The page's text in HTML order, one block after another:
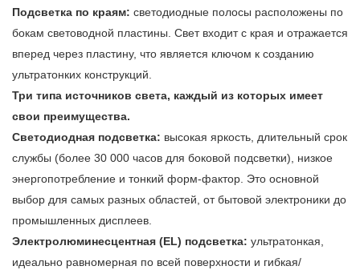
Подсветка по краям: светодиодные полосы расположены по
бокам световодной пластины. Свет входит с края и отражается
вперед через пластину, что является ключом к созданию
ультратонких конструкций.
Три типа источников света, каждый из которых имеет
свои преимущества.
Светодиодная подсветка: высокая яркость, длительный срок
службы (более 30 000 часов для боковой подсветки), низкое
энергопотребление и тонкий форм-фактор. Это основной
выбор для самых разных областей, от бытовой электроники до
промышленных дисплеев.
Электролюминесцентная (EL) подсветка: ультратонкая,
идеально равномерная по всей поверхности и гибкая/